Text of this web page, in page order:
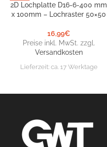
2D Lochplatte D16-6-400 mm
x 100mm – Lochraster 50×50
16,99€
Preise inkl. MwSt. zzgl.
Versandkosten
Lieferzeit: ca. 17 Werktage